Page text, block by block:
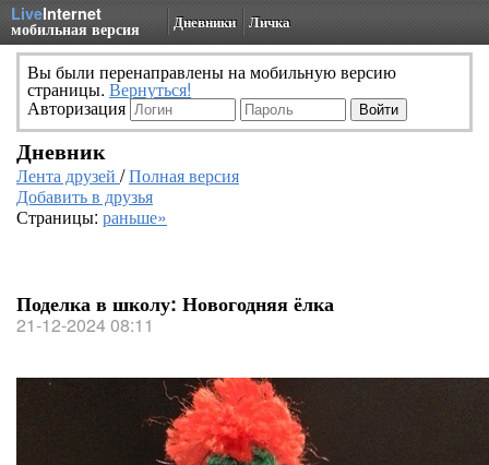
LiveInternet
мобильная версия Дневники Личка
Вы были перенаправлены на мобильную версию
страницы. Вернуться!
Авторизация
Дневник
Лента друзей /Полная версия
Добавить в друзья
Страницы: раньше»
Поделка в школу: Новогодняя ёлка
21-12-2024 08:11